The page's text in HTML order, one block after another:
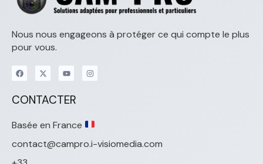
Nous nous engageons à protéger ce qui compte le plus
pour vous.
CONTACTER
Basée en France
contact@campro.i-visiomedia.com